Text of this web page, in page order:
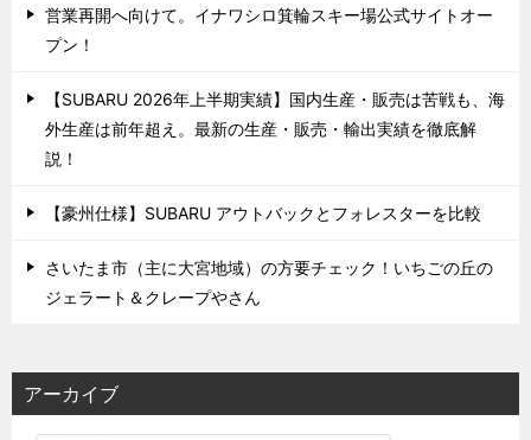
営業再開へ向けて。イナワシロ箕輪スキー場公式サイトオー
プン！
【SUBARU 2026年上半期実績】国内生産・販売は苦戦も、海
外生産は前年超え。最新の生産・販売・輸出実績を徹底解
説！
【豪州仕様】SUBARU アウトバックとフォレスターを比較
さいたま市（主に大宮地域）の方要チェック！いちごの丘の
ジェラート＆クレープやさん
アーカイブ